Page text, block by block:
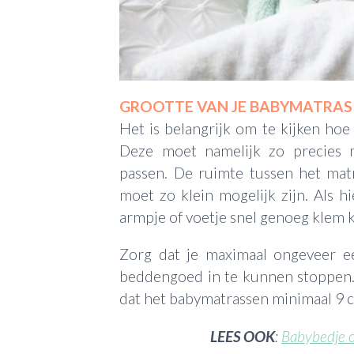
GROOTTE VAN JE BABYMATRAS
Het is belangrijk om te kijken
Deze moet namelijk zo
passen. De ruimte tussen het
moet zo klein mogelijk zijn. Als
armpje of voetje snel genoeg klem
Zorg dat je maximaal ongeveer
beddengoed in te kunnen
dat het babymatrassen minimaal
LEES OOK: Babybedje